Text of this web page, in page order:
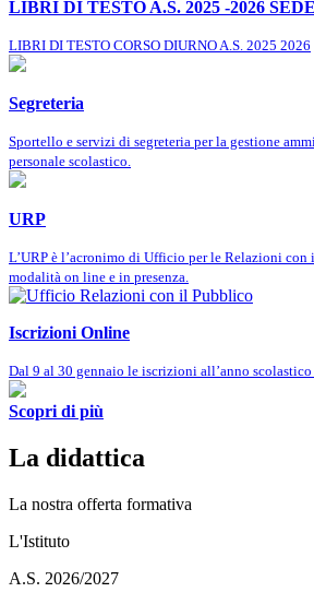
LIBRI DI TESTO A.S. 2025 -2026
LIBRI DI TESTO CORSO DIURNO A.S. 2025 2026
Segreteria
Sportello e servizi di segreteria per la gestione
personale scolastico.
URP
L’URP è l’acronimo di Ufficio per le Relazioni
modalità on line e in presenza.
Iscrizioni Online
Dal 9 al 30 gennaio le iscrizioni all’anno
Scopri di più
La didattica
La nostra offerta formativa
L'Istituto
A.S. 2026/2027